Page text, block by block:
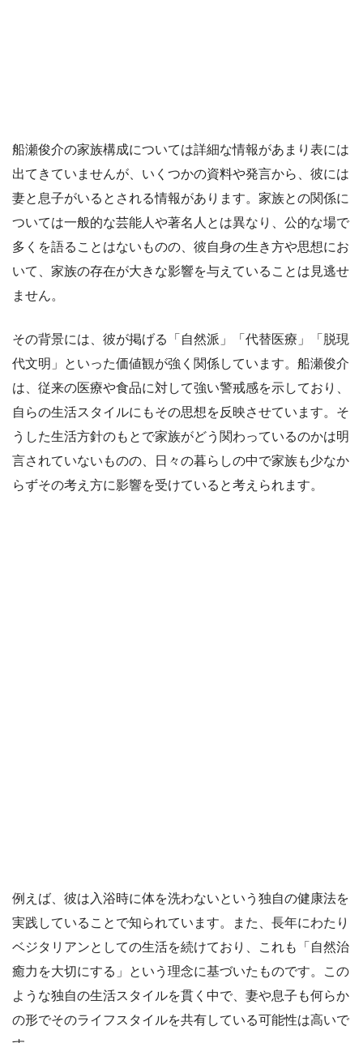
船瀬俊介の家族構成については詳細な情報があまり表には
出てきていませんが、いくつかの資料や発言から、彼には
妻と息子がいるとされる情報があります。家族との関係に
ついては一般的な芸能人や著名人とは異なり、公的な場で
多くを語ることはないものの、彼自身の生き方や思想にお
いて、家族の存在が大きな影響を与えていることは見逃せ
ません。
その背景には、彼が掲げる「自然派」「代替医療」「脱現
代文明」といった価値観が強く関係しています。船瀬俊介
は、従来の医療や食品に対して強い警戒感を示しており、
自らの生活スタイルにもその思想を反映させています。そ
うした生活方針のもとで家族がどう関わっているのかは明
言されていないものの、日々の暮らしの中で家族も少なか
らずその考え方に影響を受けていると考えられます。
例えば、彼は入浴時に体を洗わないという独自の健康法を
実践していることで知られています。また、長年にわたり
ベジタリアンとしての生活を続けており、これも「自然治
癒力を大切にする」という理念に基づいたものです。この
ような独自の生活スタイルを貫く中で、妻や息子も何らか
の形でそのライフスタイルを共有している可能性は高いで